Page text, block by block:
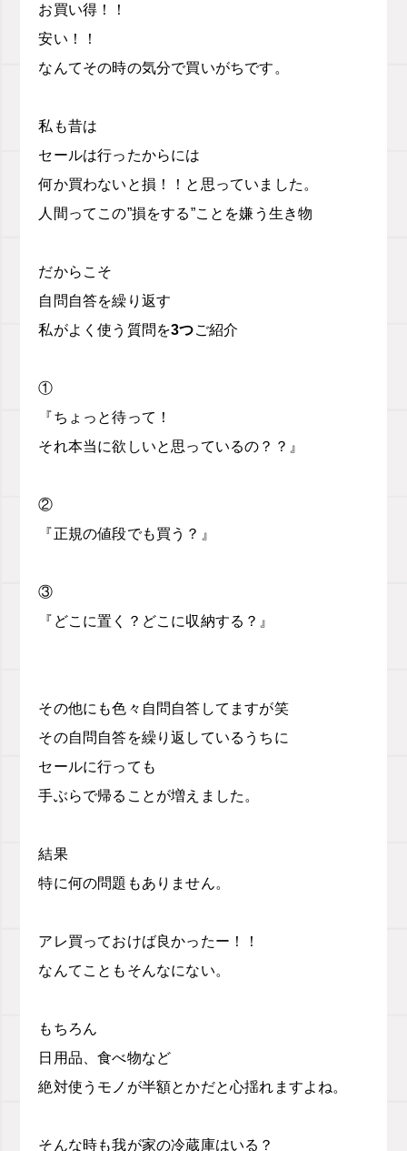
お買い得！！
安い！！
なんてその時の気分で買いがちです。
私も昔は
セールは行ったからには
何か買わないと損！！と思っていました。
人間ってこの”損をする”ことを嫌う生き物
だからこそ
自問自答を繰り返す
私がよく使う質問を3つご紹介
①
『ちょっと待って！
それ本当に欲しいと思っているの？？』
②
『正規の値段でも買う？』
③
『どこに置く？どこに収納する？』
その他にも色々自問自答してますが笑
その自問自答を繰り返しているうちに
セールに行っても
手ぶらで帰ることが増えました。
結果
特に何の問題もありません。
アレ買っておけば良かったー！！
なんてこともそんなにない。
もちろん
日用品、食べ物など
絶対使うモノが半額とかだと心揺れますよね。
そんな時も我が家の冷蔵庫はいる？